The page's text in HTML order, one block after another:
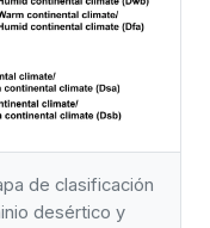
de clasificación
desértico y